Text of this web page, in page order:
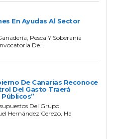
En Ayudas Al Sector
Pesca Y Soberanía
De...
De Canarias Reconoce
Del Gasto Traerá
Del Grupo
Hernández Cerezo, Ha